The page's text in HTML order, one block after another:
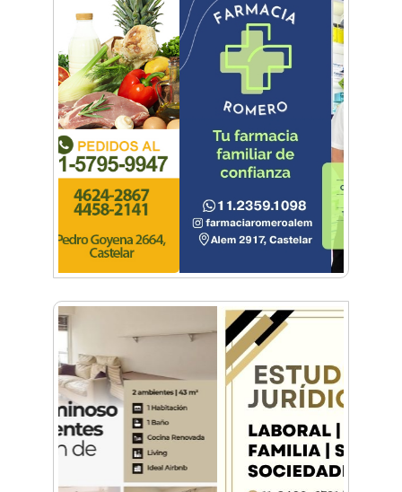
De Castelar a Júpiter: Conocé la historia del
vecino que mapeó la luna hacia la que viaja
Castelar Digital
Dr. Omar Battilana: casi cuatro décadas de
odontología en Castelar con una premisa que
no cambió
Emiliano Brancciari inauguró "El Banquito de
Norita", el nuevo ciclo cultural de la Casa
Museo Nora Cortiñas
No funcionará el Ferrocarril Sarmiento por
cuatro días
¡Sí, prometo! Miles de estudiantes de Morón
prometieron lealtad a la bandera
Empresas, emprendedores y cultura se
reunieron en Expo Morón Se Muestra
Empezá a estudiar en agosto: la Universidad
de Morón abrió las inscripciones para el
segundo cuatrimestre